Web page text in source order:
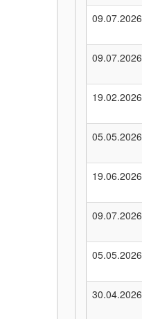
09.07.2026
09.07.2026
19.02.2026
05.05.2026
19.06.2026
09.07.2026
05.05.2026
30.04.2026